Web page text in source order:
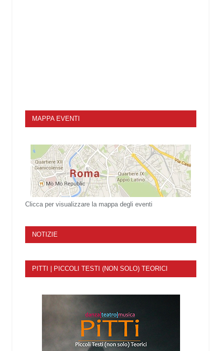
MAPPA EVENTI
Clicca per visualizzare la mappa degli eventi
NOTIZIE
PITTI | PICCOLI TESTI (NON SOLO) TEORICI